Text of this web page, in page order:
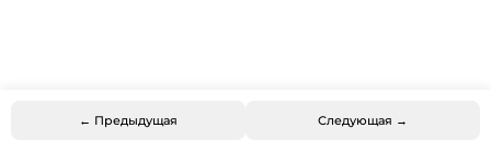
← Предыдущая Следующая →